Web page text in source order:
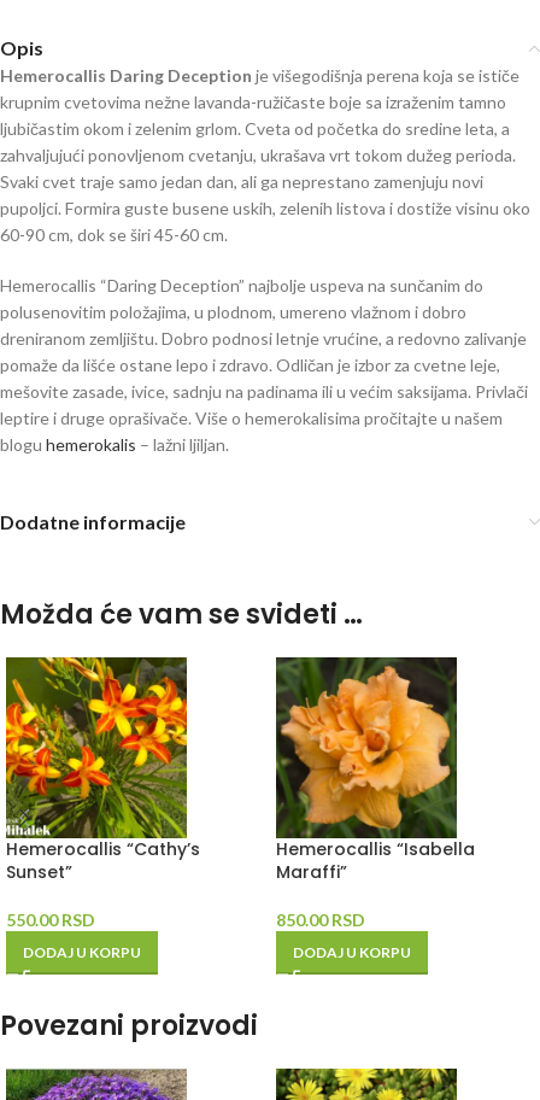
Opis
Hemerocallis Daring Deception je višegodišnja perena koja se ističe
krupnim cvetovima nežne lavanda-ružičaste boje sa izraženim tamno
ljubičastim okom i zelenim grlom. Cveta od početka do sredine leta, a
zahvaljujući ponovljenom cvetanju, ukrašava vrt tokom dužeg perioda.
Svaki cvet traje samo jedan dan, ali ga neprestano zamenjuju novi
pupoljci. Formira guste busene uskih, zelenih listova i dostiže visinu oko
60-90 cm, dok se širi 45-60 cm.
Hemerocallis “Daring Deception” najbolje uspeva na sunčanim do
polusenovitim položajima, u plodnom, umereno vlažnom i dobro
dreniranom zemljištu. Dobro podnosi letnje vrućine, a redovno zalivanje
pomaže da lišće ostane lepo i zdravo. Odličan je izbor za cvetne leje,
mešovite zasade, ivice, sadnju na padinama ili u većim saksijama. Privlači
leptire i druge oprašivače. Više o hemerokalisima pročitajte u našem
blogu hemerokalis – lažni ljiljan.
Dodatne informacije
Možda će vam se svideti …
Hemerocallis “Cathy’s
Sunset”
550.00RSD
DODAJ U KORPU
Hemerocallis “Isabella
Maraffi”
850.00RSD
DODAJ U KORPU
Povezani proizvodi